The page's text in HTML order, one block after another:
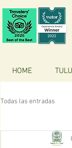
HOME
Todas las entradas